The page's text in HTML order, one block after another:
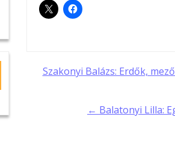
Post
navigation
Szakonyi Balázs: Erdők,
← Balatonyi Lilla: